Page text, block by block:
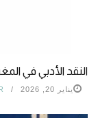
النقد الأدبي في
يناير 20, 2026